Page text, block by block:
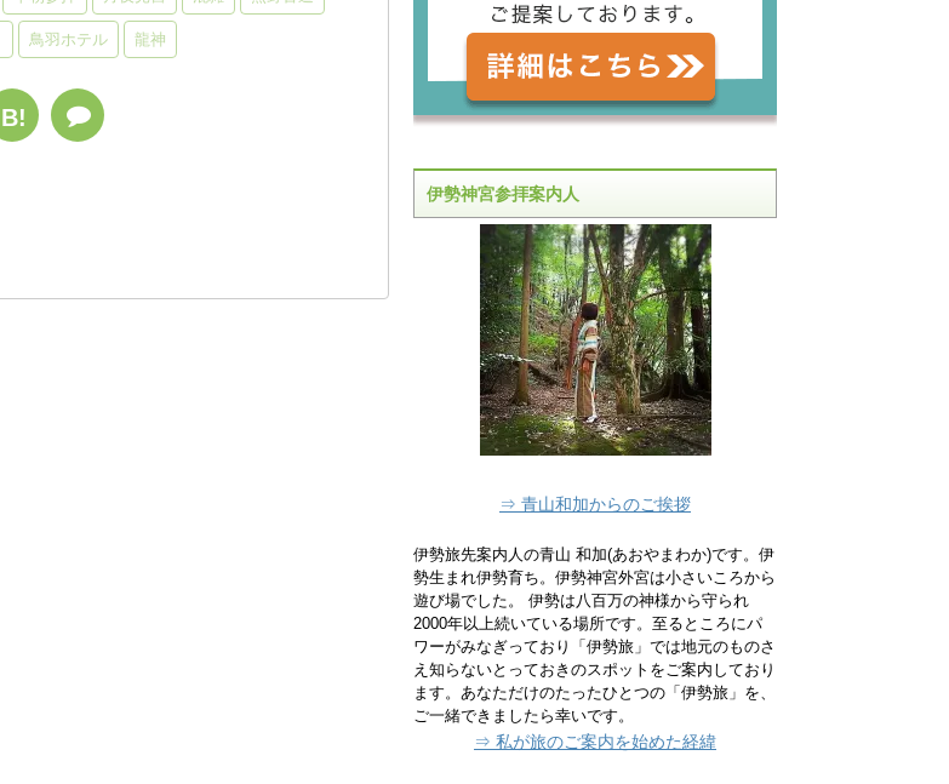
鳥羽ホテル 龍神
B!
伊勢神宮参拝案内人
⇒ 青山和加からのご挨拶
伊勢旅先案内人の青山 和加(あおやまわか)です。伊
勢生まれ伊勢育ち。伊勢神宮外宮は小さいころから
遊び場でした。 伊勢は八百万の神様から守られ
2000年以上続いている場所です。至るところにパ
ワーがみなぎっており「伊勢旅」では地元のものさ
え知らないとっておきのスポットをご案内しており
ます。あなただけのたったひとつの「伊勢旅」を、
ご一緒できましたら幸いです。
⇒ 私が旅のご案内を始めた経緯